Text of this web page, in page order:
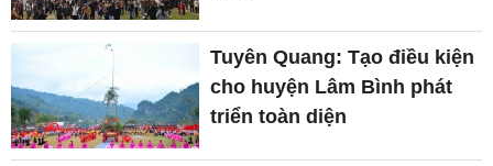
Tuyên Quang: Tạo điều kiện
cho huyện Lâm Bình phát
triển toàn diện